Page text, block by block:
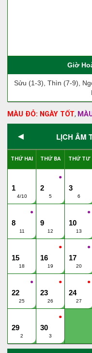
Giờ
Sửu (1-3), Thìn (7-9),
MÀU ĐỎ: NGÀY TỐT,
◄ LỊCH ÂM
THỨ HAI THỨ BA THỨ TƯ
1
4/10
●
2
5
3
6
●
8
11
9
12
●
10
13
15
18
●
16
19
●
17
20
●
22
25
●
23
26
●
24
27
29
2
●
30
3